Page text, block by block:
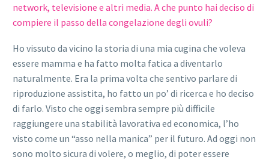
network, televisione e altri media. A che punto hai deciso di
compiere il passo della congelazione degli ovuli?
Ho vissuto da vicino la storia di una mia cugina che voleva
essere mamma e ha fatto molta fatica a diventarlo
naturalmente. Era la prima volta che sentivo parlare di
riproduzione assistita, ho fatto un po’ di ricerca e ho deciso
di farlo. Visto che oggi sembra sempre più difficile
raggiungere una stabilità lavorativa ed economica, l’ho
visto come un “asso nella manica” per il futuro. Ad oggi non
sono molto sicura di volere, o meglio, di poter essere